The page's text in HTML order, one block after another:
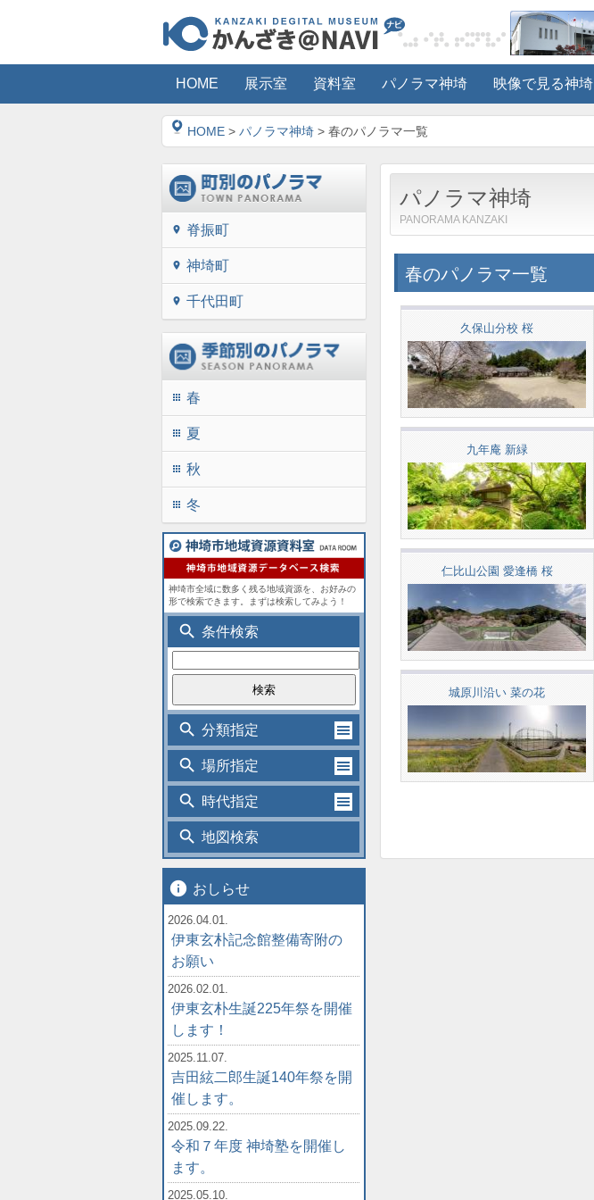
HOME 展示室 資料室 パノラマ神埼 映像で見る神埼
HOME > パノラマ神埼 > 春のパノラマ一覧
パノラマ神埼
PANORAMA KANZAKI
春のパノラマ一覧
久保山分校 桜
九年庵 新緑
仁比山公園 愛逢橋 桜
城原川沿い 菜の花
location_on 脊振町
location_on 神埼町
location_on 千代田町
apps 春
apps 夏
apps 秋
apps 冬
神埼市全域に数多く残る地域資源を、お好みの
形で検索できます。まずは検索してみよう！
search 条件検索
search 分類指定
search 場所指定
search 時代指定
search 地図検索
info おしらせ
2026.04.01.
伊東玄朴記念館整備寄附の
お願い
2026.02.01.
伊東玄朴生誕225年祭を開催
します！
2025.11.07.
吉田絃二郎生誕140年祭を開
催します。
2025.09.22.
令和７年度 神埼塾を開催し
ます。
2025.05.10.